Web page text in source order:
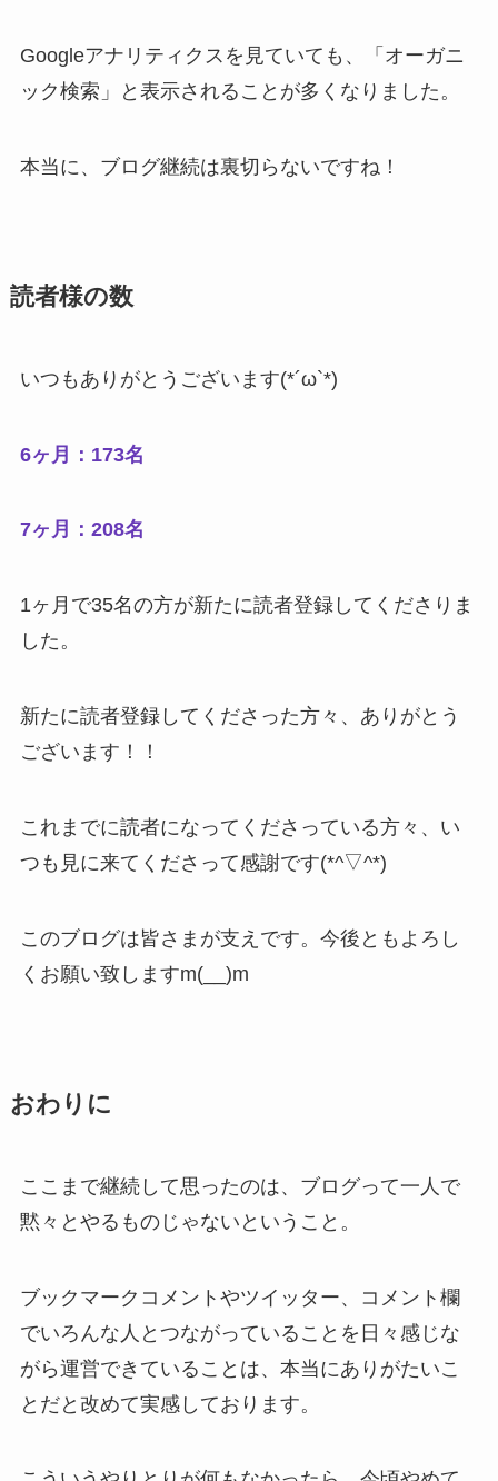
Googleアナリティクスを見ていても、「オーガニ
ック検索」と表示されることが多くなりました。
本当に、ブログ継続は裏切らないですね！
読者様の数
いつもありがとうございます(*´ω`*)
6ヶ月：173名
7ヶ月：208名
1ヶ月で35名の方が新たに読者登録してくださりま
した。
新たに読者登録してくださった方々、ありがとう
ございます！！
これまでに読者になってくださっている方々、い
つも見に来てくださって感謝です(*^▽^*)
このブログは皆さまが支えです。今後ともよろし
くお願い致しますm(__)m
おわりに
ここまで継続して思ったのは、ブログって一人で
黙々とやるものじゃないということ。
ブックマークコメントやツイッター、コメント欄
でいろんな人とつながっていることを日々感じな
がら運営できていることは、本当にありがたいこ
とだと改めて実感しております。